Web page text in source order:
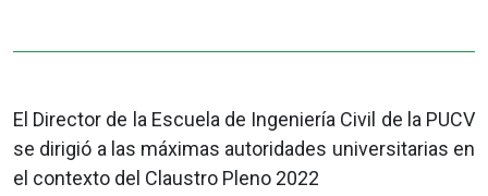
El Director de la Escuela de Ingeniería Civil de la PUCV
se dirigió a las máximas autoridades universitarias en
el contexto del Claustro Pleno 2022